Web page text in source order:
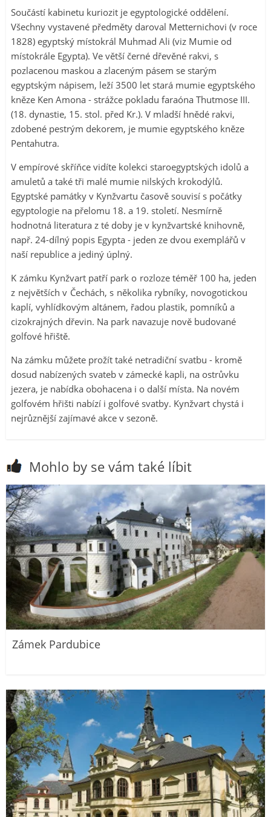
Součástí kabinetu kuriozit je egyptologické oddělení.
Všechny vystavené předměty daroval Metternichovi (v roce
1828) egyptský místokrál Muhmad Ali (viz Mumie od
místokrále Egypta). Ve větší černé dřevěné rakvi, s
pozlacenou maskou a zlaceným pásem se starým
egyptským nápisem, leží 3500 let stará mumie egyptského
kněze Ken Amona - strážce pokladu faraóna Thutmose III.
(18. dynastie, 15. stol. před Kr.). V mladší hnědé rakvi,
zdobené pestrým dekorem, je mumie egyptského kněze
Pentahutra.
V empírové skříňce vidíte kolekci staroegyptských idolů a
amuletů a také tři malé mumie nilských krokodýlů.
Egyptské památky v Kynžvartu časově souvisí s počátky
egyptologie na přelomu 18. a 19. století. Nesmírně
hodnotná literatura z té doby je v kynžvartské knihovně,
např. 24-dílný popis Egypta - jeden ze dvou exemplářů v
naší republice a jediný úplný.
K zámku Kynžvart patří park o rozloze téměř 100 ha, jeden
z největších v Čechách, s několika rybníky, novogotickou
kaplí, vyhlídkovým altánem, řadou plastik, pomníků a
cizokrajných dřevin. Na park navazuje nově budované
golfové hřiště.
Na zámku můžete prožít také netradiční svatbu - kromě
dosud nabízených svateb v zámecké kapli, na ostrůvku
jezera, je nabídka obohacena i o další místa. Na novém
golfovém hřišti nabízí i golfové svatby. Kynžvart chystá i
nejrůznější zajímavé akce v sezoně.
Mohlo by se vám také líbit
Zámek Pardubice